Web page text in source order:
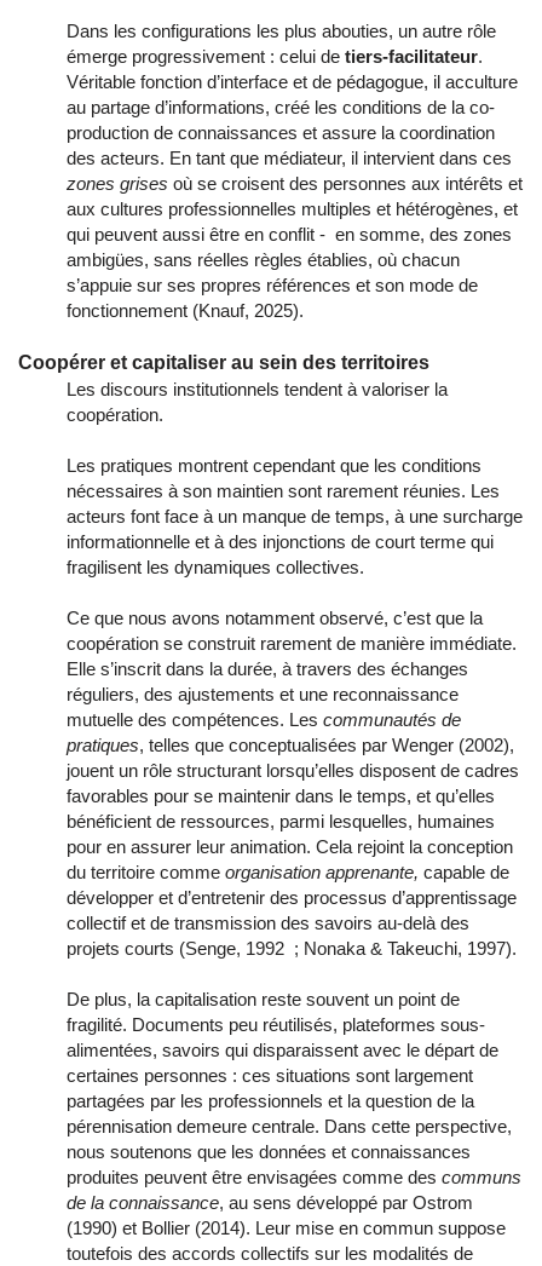
Dans les configurations les plus abouties, un autre rôle
émerge progressivement : celui de tiers-facilitateur.
Véritable fonction d’interface et de pédagogue, il acculture
au partage d’informations, créé les conditions de la co-
production de connaissances et assure la coordination
des acteurs. En tant que médiateur, il intervient dans ces
zones grises où se croisent des personnes aux intérêts et
aux cultures professionnelles multiples et hétérogènes, et
qui peuvent aussi être en conflit - en somme, des zones
ambigües, sans réelles règles établies, où chacun
s’appuie sur ses propres références et son mode de
fonctionnement (Knauf, 2025).
Coopérer et capitaliser au sein des territoires
Les discours institutionnels tendent à valoriser la
coopération.
Les pratiques montrent cependant que les conditions
nécessaires à son maintien sont rarement réunies. Les
acteurs font face à un manque de temps, à une surcharge
informationnelle et à des injonctions de court terme qui
fragilisent les dynamiques collectives.
Ce que nous avons notamment observé, c’est que la
coopération se construit rarement de manière immédiate.
Elle s’inscrit dans la durée, à travers des échanges
réguliers, des ajustements et une reconnaissance
mutuelle des compétences. Les communautés de
pratiques, telles que conceptualisées par Wenger (2002),
jouent un rôle structurant lorsqu’elles disposent de cadres
favorables pour se maintenir dans le temps, et qu’elles
bénéficient de ressources, parmi lesquelles, humaines
pour en assurer leur animation. Cela rejoint la conception
du territoire comme organisation apprenante, capable de
développer et d’entretenir des processus d’apprentissage
collectif et de transmission des savoirs au-delà des
projets courts (Senge, 1992 ; Nonaka & Takeuchi, 1997).
De plus, la capitalisation reste souvent un point de
fragilité. Documents peu réutilisés, plateformes sous-
alimentées, savoirs qui disparaissent avec le départ de
certaines personnes : ces situations sont largement
partagées par les professionnels et la question de la
pérennisation demeure centrale. Dans cette perspective,
nous soutenons que les données et connaissances
produites peuvent être envisagées comme des communs
de la connaissance, au sens développé par Ostrom
(1990) et Bollier (2014). Leur mise en commun suppose
toutefois des accords collectifs sur les modalités de